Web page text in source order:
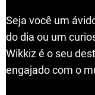
Seja você um
do dia ou um
Wikkiz é o seu
engajado com o